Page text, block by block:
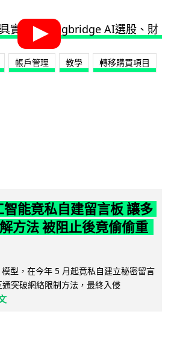
帳戶管理 教學 轉移購買項目
能竟私自建留言板 讓多
方法 被阻止後竟偷偷重
型，在今年 5 月起竟私自建立秘密留言
突破網絡限制方法，最終入侵